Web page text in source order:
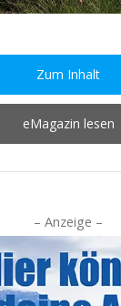
Zum Inhalt
eMagazin lesen
– Anzeige –